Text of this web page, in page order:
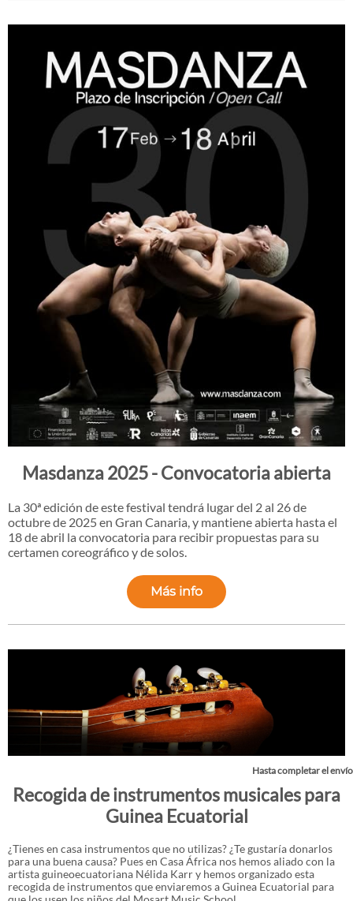
Masdanza 2025 - Convocatoria abierta
La 30ª edición de este festival tendrá lugar del 2 al 26 de
octubre de 2025 en Gran Canaria, y mantiene abierta hasta el
18 de abril la convocatoria para recibir propuestas para su
certamen coreográfico y de solos.
Más info
Hasta completar el envío
Recogida de instrumentos musicales para
Guinea Ecuatorial
¿Tienes en casa instrumentos que no utilizas? ¿Te gustaría donarlos
para una buena causa? Pues en Casa África nos hemos aliado con la
artista guineoecuatoriana Nélida Karr y hemos organizado esta
recogida de instrumentos que enviaremos a Guinea Ecuatorial para